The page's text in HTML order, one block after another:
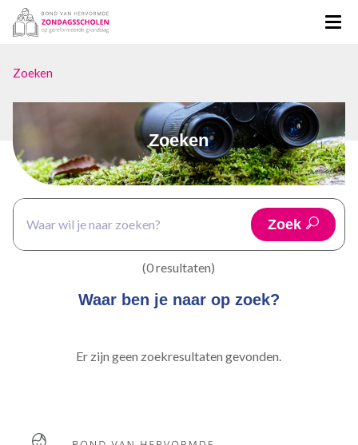
Zoeken
Zoeken
Zoek
(0 resultaten)
Waar ben je naar op zoek?
Er zijn geen zoekresultaten gevonden.